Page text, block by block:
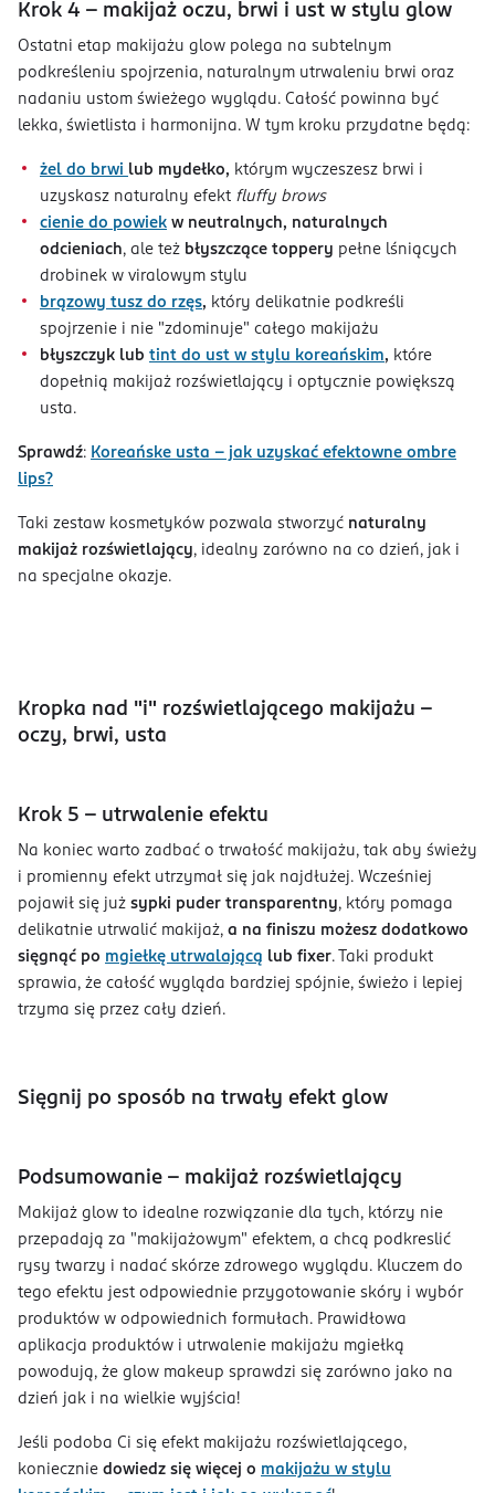
Krok 4 - makijaż oczu, brwi i ust w stylu glow
Ostatni etap makijażu glow polega na subtelnym
podkreśleniu spojrzenia, naturalnym utrwaleniu brwi oraz
nadaniu ustom świeżego wyglądu. Całość powinna być
lekka, świetlista i harmonijna. W tym kroku przydatne będą:
żel do brwi lub mydełko, którym wyczeszesz brwi i
uzyskasz naturalny efekt fluffy brows
cienie do powiek w neutralnych, naturalnych
odcieniach, ale też błyszczące toppery pełne lśniących
drobinek w viralowym stylu
brązowy tusz do rzęs, który delikatnie podkreśli
spojrzenie i nie "zdominuje" całego makijażu
błyszczyk lub tint do ust w stylu koreańskim, które
dopełnią makijaż rozświetlający i optycznie powiększą
usta.
Sprawdź: Koreańske usta - jak uzyskać efektowne ombre
lips?
Taki zestaw kosmetyków pozwala stworzyć naturalny
makijaż rozświetlający, idealny zarówno na co dzień, jak i
na specjalne okazje.
Kropka nad "i" rozświetlającego makijażu -
oczy, brwi, usta
Krok 5 - utrwalenie efektu
Na koniec warto zadbać o trwałość makijażu, tak aby świeży
i promienny efekt utrzymał się jak najdłużej. Wcześniej
pojawił się już sypki puder transparentny, który pomaga
delikatnie utrwalić makijaż, a na finiszu możesz dodatkowo
sięgnąć po mgiełkę utrwalającą lub fixer. Taki produkt
sprawia, że całość wygląda bardziej spójnie, świeżo i lepiej
trzyma się przez cały dzień.
Sięgnij po sposób na trwały efekt glow
Podsumowanie - makijaż rozświetlający
Makijaż glow to idealne rozwiązanie dla tych, którzy nie
przepadają za "makijażowym" efektem, a chcą podkreslić
rysy twarzy i nadać skórze zdrowego wyglądu. Kluczem do
tego efektu jest odpowiednie przygotowanie skóry i wybór
produktów w odpowiednich formułach. Prawidłowa
aplikacja produktów i utrwalenie makijażu mgiełką
powodują, że glow makeup sprawdzi się zarówno jako na
dzień jak i na wielkie wyjścia!
Jeśli podoba Ci się efekt makijażu rozświetlającego,
koniecznie dowiedz się więcej o makijażu w stylu